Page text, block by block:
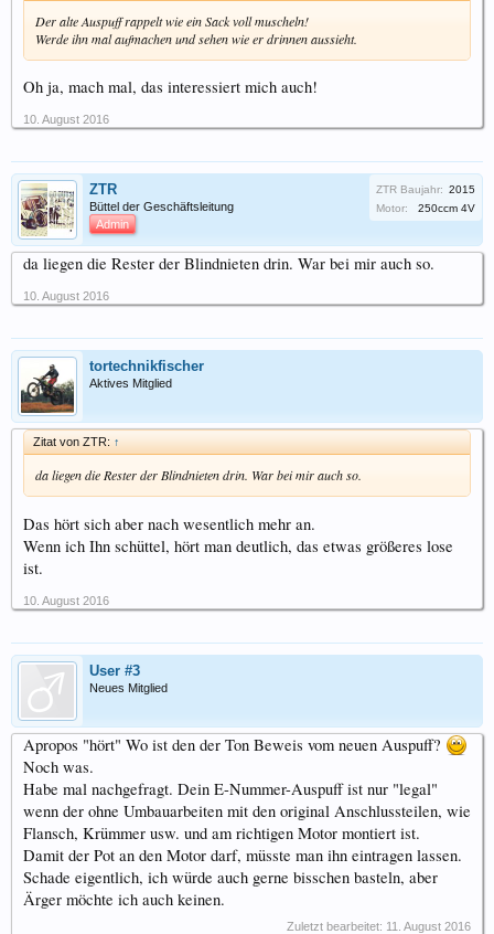
Der alte Auspuff rappelt wie ein Sack voll muscheln!
Werde ihn mal aufmachen und sehen wie er drinnen aussieht.
Oh ja, mach mal, das interessiert mich auch!
10. August 2016
ZTR
Büttel der Geschäftsleitung
Admin
ZTR Baujahr: 2015
Motor:
250ccm 4V
da liegen die Rester der Blindnieten drin. War bei mir auch so.
10. August 2016
tortechnikfischer
Aktives Mitglied
Zitat von ZTR: ↑
da liegen die Rester der Blindnieten drin. War bei mir auch so.
Das hört sich aber nach wesentlich mehr an.
Wenn ich Ihn schüttel, hört man deutlich, das etwas größeres lose
ist.
10. August 2016
User #3
Neues Mitglied
Apropos "hört" Wo ist den der Ton Beweis vom neuen Auspuff?
Noch was.
Habe mal nachgefragt. Dein E-Nummer-Auspuff ist nur "legal"
wenn der ohne Umbauarbeiten mit den original Anschlussteilen, wie
Flansch, Krümmer usw. und am richtigen Motor montiert ist.
Damit der Pot an den Motor darf, müsste man ihn eintragen lassen.
Schade eigentlich, ich würde auch gerne bisschen basteln, aber
Ärger möchte ich auch keinen.
Zuletzt bearbeitet: 11. August 2016